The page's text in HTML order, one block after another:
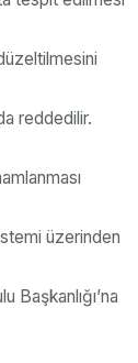
reddedilir.
üzerinden
Başkanlığı’na